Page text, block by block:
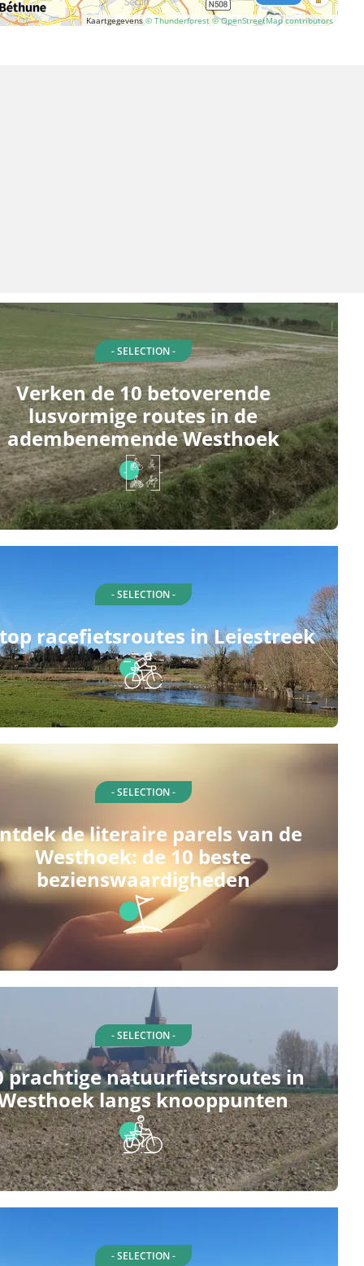
Kaartgegevens © Thunderforest © OpenStreetMap contributors
- SELECTION -
Verken de 10 betoverende
lusvormige routes in de
adembenemende Westhoek
- SELECTION -
racefietsroutes in Leiestreek
- SELECTION -
de literaire parels van de
Westhoek: de 10 beste
bezienswaardigheden
- SELECTION -
prachtige natuurfietsroutes in
langs knooppunten
- SELECTION -